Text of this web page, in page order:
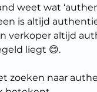
weet wat
is altijd
verkoper altijd
liegt 😊.
zoeken naar